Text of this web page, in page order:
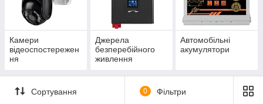
Камери
відеоспостережен
ня
Джерела
безперебійного
живлення
Автомобільні
акумулятори
Сортування 0 Фільтри